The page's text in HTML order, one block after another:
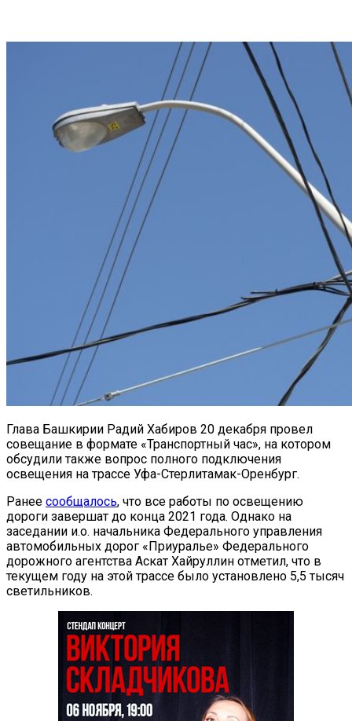
Глава Башкирии Радий Хабиров 20 декабря провел
совещание в формате «Транспортный час», на котором
обсудили также вопрос полного подключения
освещения на трассе Уфа-Стерлитамак-Оренбург.
Ранее сообщалось, что все работы по освещению
дороги завершат до конца 2021 года. Однако на
заседании и.о. начальника Федерального управления
автомобильных дорог «Приуралье» Федерального
дорожного агентства Аскат Хайруллин отметил, что в
текущем году на этой трассе было установлено 5,5 тысяч
светильников.